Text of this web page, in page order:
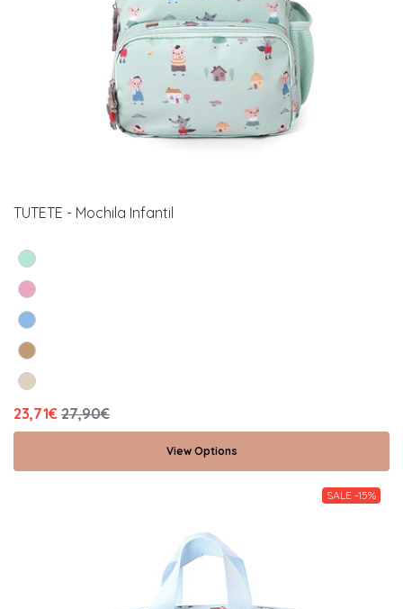
TUTETE - Mochila Infantil
23,71€ 27,90€
View Options
SALE -15%